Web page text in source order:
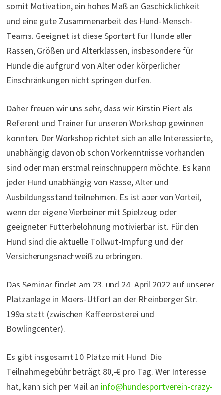
somit Motivation, ein hohes Maß an Geschicklichkeit
und eine gute Zusammenarbeit des Hund-Mensch-
Teams. Geeignet ist diese Sportart für Hunde aller
Rassen, Größen und Alterklassen, insbesondere für
Hunde die aufgrund von Alter oder körperlicher
Einschränkungen nicht springen dürfen.
Daher freuen wir uns sehr, dass wir Kirstin Piert als
Referent und Trainer für unseren Workshop gewinnen
konnten. Der Workshop richtet sich an alle Interessierte,
unabhängig davon ob schon Vorkenntnisse vorhanden
sind oder man erstmal reinschnuppern möchte. Es kann
jeder Hund unabhängig von Rasse, Alter und
Ausbildungsstand teilnehmen. Es ist aber von Vorteil,
wenn der eigene Vierbeiner mit Spielzeug oder
geeigneter Futterbelohnung motivierbar ist. Für den
Hund sind die aktuelle Tollwut-Impfung und der
Versicherungsnachweiß zu erbringen.
Das Seminar findet am 23. und 24. April 2022 auf unserer
Platzanlage in Moers-Utfort an der Rheinberger Str.
199a statt (zwischen Kaffeerösterei und
Bowlingcenter).
Es gibt insgesamt 10 Plätze mit Hund. Die
Teilnahmegebühr beträgt 80,-€ pro Tag. Wer Interesse
hat, kann sich per Mail an info@hundesportverein-crazy-